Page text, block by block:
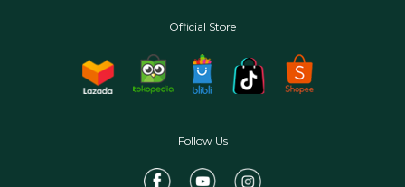
Official Store
Follow Us